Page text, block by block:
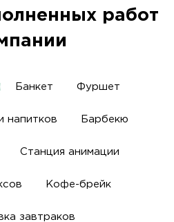
работ
Банкет Фуршет
напитков Барбекю
Станция анимации
Кофе-брейк
завтраков